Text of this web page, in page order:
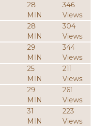
28
MIN
346
Views
28
MIN
304
Views
29
MIN
344
Views
25
MIN
211
Views
29
MIN
261
Views
31
MIN
223
Views